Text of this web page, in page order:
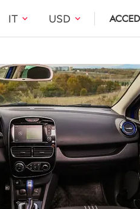
IT USD